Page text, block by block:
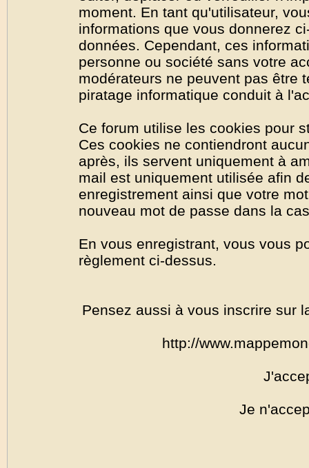
moment. En tant qu'utilisateur,
informations que vous donnerez
données. Cependant, ces
personne ou société sans votre
modérateurs ne peuvent pas être
piratage informatique conduit à
Ce forum utilise les cookies pour
Ces cookies ne contiendront
après, ils servent uniquement à
mail est uniquement utilisée afin
enregistrement ainsi que votre
nouveau mot de passe dans la
En vous enregistrant, vous vous
règlement ci-dessus.
Pensez aussi à vous inscrire sur
http://
Je